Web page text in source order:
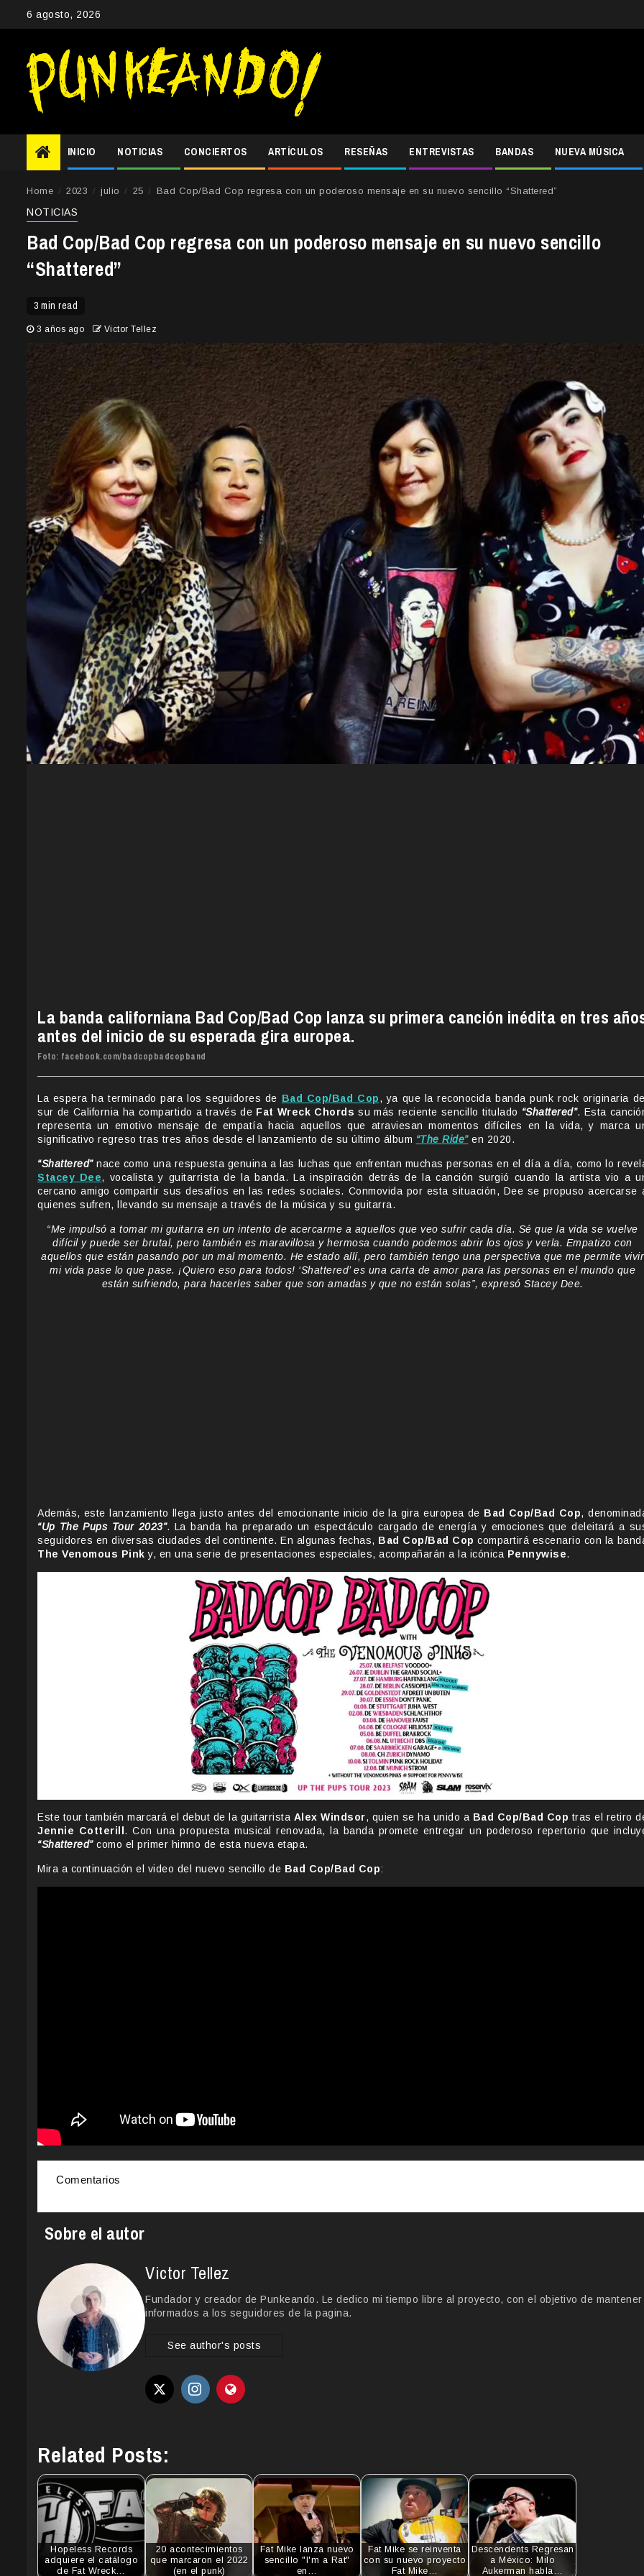
6 agosto, 2026
INICIO NOTICIAS CONCIERTOS ARTÍCULOS RESEÑAS ENTREVISTAS BANDAS NUEVA MÚSICA
Home 2023 julio 25 Bad Cop/Bad Cop regresa con un poderoso mensaje en su nuevo sencillo “Shattered”
NOTICIAS
Bad Cop/Bad Cop regresa con un poderoso mensaje en su nuevo sencillo
“Shattered”
3 min read
3 años ago Victor Tellez
La banda californiana Bad Cop/Bad Cop lanza su primera canción inédita en tres
antes del inicio de su esperada gira europea.
Foto: facebook.com/badcopbadcopband
La espera ha terminado para los seguidores de Bad Cop/Bad Cop, ya que la reconocida banda punk rock originaria
sur de California ha compartido a través de Fat Wreck Chords su más reciente sencillo titulado “Shattered”. Esta
representa un emotivo mensaje de empatía hacia aquellos que atraviesan momentos difíciles en la vida, y marca
significativo regreso tras tres años desde el lanzamiento de su último álbum “The Ride”en 2020.
“Shattered”nace como una respuesta genuina a las luchas que enfrentan muchas personas en el día a día, como lo
Stacey Dee, vocalista y guitarrista de la banda. La inspiración detrás de la canción surgió cuando la artista vio a
cercano amigo compartir sus desafíos en las redes sociales. Conmovida por esta situación, Dee se propuso acercarse
quienes sufren, llevando su mensaje a través de la música y su guitarra.
“Me impulsó a tomar mi guitarra en un intento de acercarme a aquellos que veo sufrir cada día. Sé que la vida se vuelve
difícil y puede ser brutal, pero también es maravillosa y hermosa cuando podemos abrir los ojos y verla. Empatizo con
aquellos que están pasando por un mal momento. He estado allí, pero también tengo una perspectiva que me permite vivir
mi vida pase lo que pase. ¡Quiero eso para todos! ‘Shattered’ es una carta de amor para las personas en el mundo que
están sufriendo, para hacerles saber que son amadas y que no están solas”, expresó Stacey Dee.
Además, este lanzamiento llega justo antes del emocionante inicio de la gira europea de Bad Cop/Bad Cop,
“Up The Pups Tour 2023”. La banda ha preparado un espectáculo cargado de energía y emociones que deleitará a
seguidores en diversas ciudades del continente. En algunas fechas, Bad Cop/Bad Cop compartirá escenario con la
The Venomous Pink y, en una serie de presentaciones especiales, acompañarán a la icónica Pennywise.
Este tour también marcará el debut de la guitarrista Alex Windsor, quien se ha unido a Bad Cop/Bad Cop tras el retiro
Jennie Cotterill . Con una propuesta musical renovada, la banda promete entregar un poderoso repertorio que
“Shattered”como el primer himno de esta nueva etapa.
Mira a continuación el video del nuevo sencillo de Bad Cop/Bad Cop:
Comentarios
Sobre el autor
Victor Tellez
Fundador y creador de Punkeando. Le dedico mi tiempo libre al proyecto, con el objetivo de mantener
informados a los seguidores de la pagina.
See author's posts
Related Posts:
Hopeless Records
adquiere el catálogo
de Fat Wreck…
20 acontecimientos
que marcaron el 2022
(en el punk)
Fat Mike lanza nuevo
sencillo "I'm a Rat"
en…
Fat Mike se reinventa
con su nuevo proyecto
Fat Mike…
Descendents Regresan
a México: Milo
Aukerman habla…